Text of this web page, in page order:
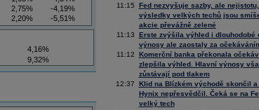
2,75%
-4,19%
2,20%
-5,51%
4,34%
9,22%
4,16%
9,32%
11:15
Fed nezvyšuje sazby, ale nejistotu,
výsledky velkých techů jsou
akcie převážně zelené
11:13
Erste zvýšila výhled i dlouhodobé
výnosy ale zaostaly za
11:12
Komerční banka překonala
zlepšila výhled. Hlavní výnosy
zůstávají pod tlakem
12:37
Klid na Blízkém východě skončil a
Hynix nepřesvědčil. Čeká se na
velký tech